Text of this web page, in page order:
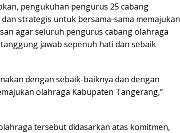
pengukuhan pengurus 25 cabang
strategis untuk bersama-sama memajukan
agar seluruh pengurus cabang olahraga
jawab sepenuh hati dan sebaik-
dengan sebaik-baiknya dan dengan
olahraga Kabupaten Tangerang,”
tersebut didasarkan atas komitmen,